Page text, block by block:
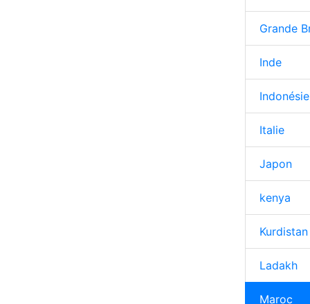
Grande
Inde
Italie
Japon
kenya
Kurdistan
Ladakh
Maroc